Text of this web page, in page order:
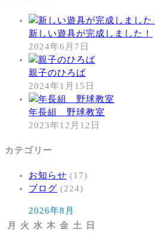
新しい遊具が完成しました！
2024年6月7日
親子のひろば
2024年1月15日
年長組 野球教室
2023年12月12日
カテゴリー
お知らせ (17)
ブログ (224)
2026年8月
月
火 水 木 金 土
日